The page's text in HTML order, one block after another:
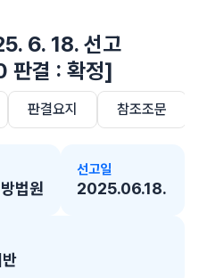
6. 18. 선고
결 : 확정]
판결요지 참조조문
법원
선고일
2025.06.18.